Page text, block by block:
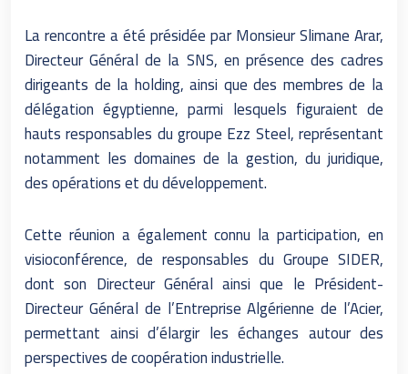
La rencontre a été présidée par Monsieur Slimane Arar,
Directeur Général de la SNS, en présence des cadres
dirigeants de la holding, ainsi que des membres de la
délégation égyptienne, parmi lesquels figuraient de
hauts responsables du groupe Ezz Steel, représentant
notamment les domaines de la gestion, du juridique,
des opérations et du développement.
Cette réunion a également connu la participation, en
visioconférence, de responsables du Groupe SIDER,
dont son Directeur Général ainsi que le Président-
Directeur Général de l’Entreprise Algérienne de l’Acier,
permettant ainsi d’élargir les échanges autour des
perspectives de coopération industrielle.